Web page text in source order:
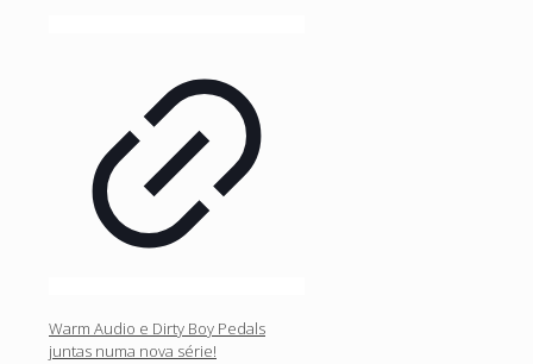
Warm Audio e Dirty Boy Pedals
juntas numa nova série!